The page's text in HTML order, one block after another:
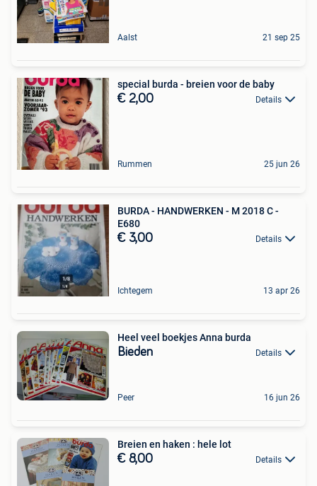
Aalst 21 sep 25
special burda - breien voor de baby
€ 2,00 Details
Rummen 25 jun 26
BURDA - HANDWERKEN - M 2018 C -
E680
€ 3,00 Details
Ichtegem 13 apr 26
Heel veel boekjes Anna burda
Bieden Details
Peer 16 jun 26
Breien en haken : hele lot
€ 8,00 Details